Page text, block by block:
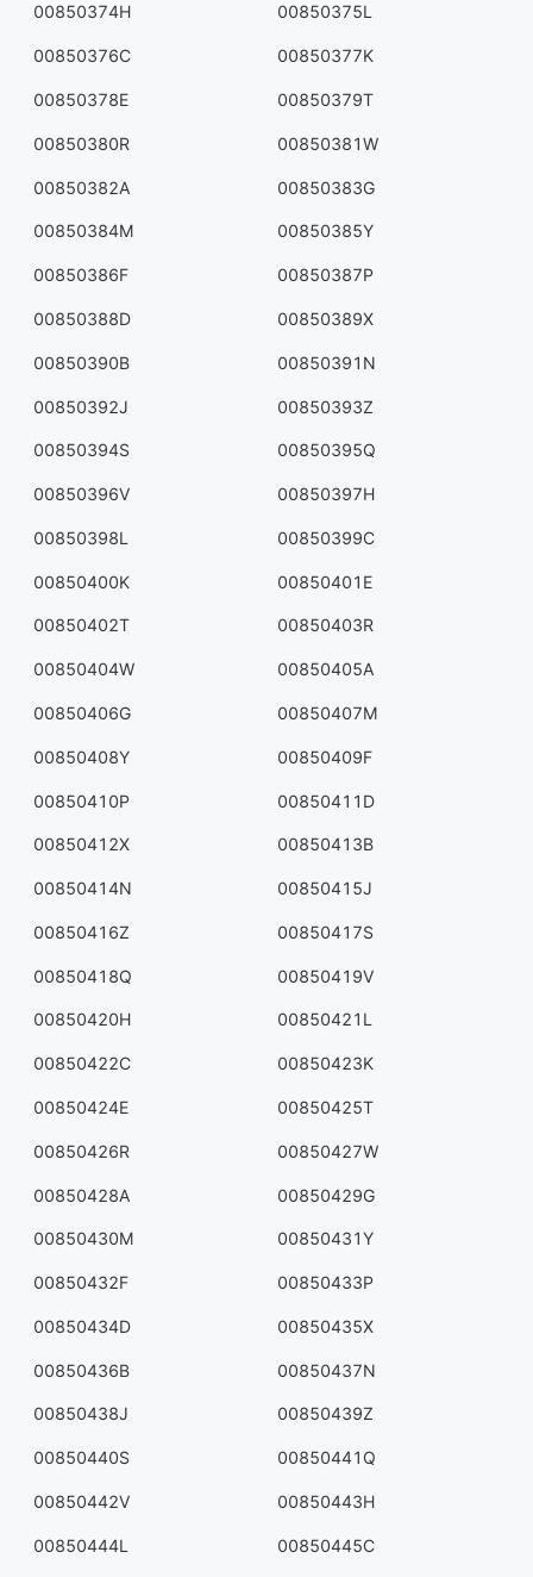
00850374H 00850375L
00850376C 00850377K
00850378E 00850379T
00850380R 00850381W
00850382A 00850383G
00850384M 00850385Y
00850386F 00850387P
00850388D 00850389X
00850390B 00850391N
00850392J 00850393Z
00850394S 00850395Q
00850396V 00850397H
00850398L 00850399C
00850400K 00850401E
00850402T 00850403R
00850404W 00850405A
00850406G 00850407M
00850408Y 00850409F
00850410P 00850411D
00850412X 00850413B
00850414N 00850415J
00850416Z 00850417S
00850418Q 00850419V
00850420H 00850421L
00850422C 00850423K
00850424E 00850425T
00850426R 00850427W
00850428A 00850429G
00850430M 00850431Y
00850432F 00850433P
00850434D 00850435X
00850436B 00850437N
00850438J 00850439Z
00850440S 00850441Q
00850442V 00850443H
00850444L 00850445C